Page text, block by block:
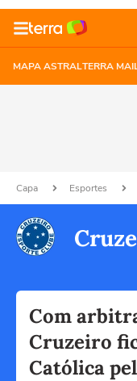
MAPA ASTRALTERRA
Capa Esportes
Com
Cruzeiro
Católica